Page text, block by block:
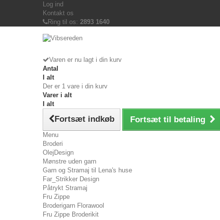
Log ind
Kontakt os
Ring til os: 2893 1640
Varen er nu lagt i din kurv
Antal
I alt
Der er 1 vare i din kurv
Varer i alt
I alt
Fortsæt indkøb Fortsæt til betaling
Menu
Broderi
OlejDesign
Mønstre uden garn
Garn og Stramaj til Lena's huse
Far_Strikker Design
Påtrykt Stramaj
Fru Zippe
Broderigarn Florawool
Fru Zippe Broderikit